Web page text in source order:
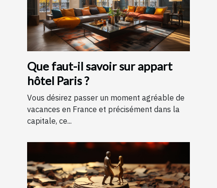
Que faut-il savoir sur appart
hôtel Paris ?
Vous désirez passer un moment agréable de
vacances en France et précisément dans la
capitale, ce...